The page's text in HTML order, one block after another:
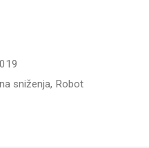
sniženja, Robot